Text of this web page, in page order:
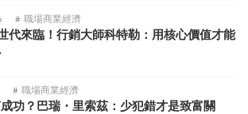
# 職場商業經濟
代來臨！行銷大師科特勒：用核心價值才能
# 職場商業經濟
功？巴瑞・里索茲：少犯錯才是致富關